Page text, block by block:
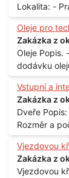
Oleje pro
Zakázka z
Oleje Popis. - pro naši výrobu čističů poptáváme
dodávku
mastných
technické
Balení: - po 190 kg v
Vstupní a
Zakázka z
Dveře Popis: - sháním vstupní a interiérové dveře pro byt
Rozměr a
80 cm, levé,
Lokalita: -
Vjezdovou
Zakázka z
Vjezdovou křídlovou bránu